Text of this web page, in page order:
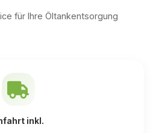
für Ihre Öltankentsorgung
inkl.